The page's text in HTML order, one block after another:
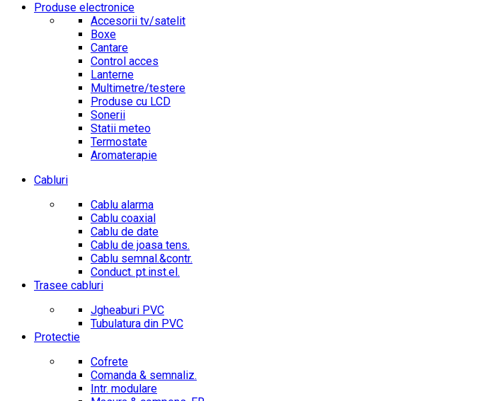
Produse electronice
Accesorii tv/satelit
Boxe
Cantare
Control acces
Lanterne
Multimetre/testere
Produse cu LCD
Sonerii
Statii meteo
Termostate
Aromaterapie
Cabluri
Cablu alarma
Cablu coaxial
Cablu de date
Cablu de joasa tens.
Cablu semnal.&contr.
Conduct. pt.inst.el.
Trasee cabluri
Jgheaburi PVC
Tubulatura din PVC
Protectie
Cofrete
Comanda & semnaliz.
Intr. modulare